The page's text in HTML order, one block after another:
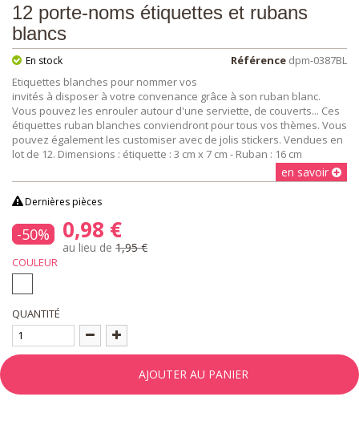
12 porte-noms étiquettes et rubans
blancs
Référence dpm-0387BL
En stock
Etiquettes blanches pour nommer vos
invités à disposer à votre convenance grâce à son ruban blanc.
Vous pouvez les enrouler autour d'une serviette, de couverts... Ces
étiquettes ruban blanches conviendront pour tous vos thèmes. Vous
pouvez également les customiser avec de jolis stickers. Vendues en
lot de 12. Dimensions : étiquette : 3 cm x 7 cm - Ruban : 16 cm
en savoir
Dernières pièces
-50% 0,98 €
au lieu de 1,95 €
QUANTITÉ
AJOUTER AU PANIER